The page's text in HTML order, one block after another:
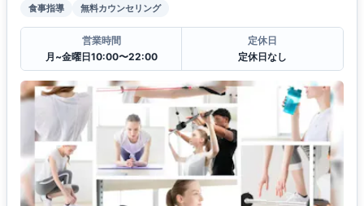
食事指導
無料カウンセリング
営業時間
月~金曜日10:00〜22:00
定休日
定休日なし